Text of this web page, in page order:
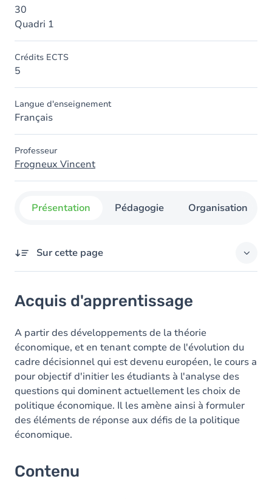
30
Quadri 1
Crédits ECTS
5
Langue d'enseignement
Français
Professeur
Frogneux Vincent
Présentation Pédagogie Organisation
Sur cette page
Contenu
Table des matières
Acquis d'apprentissage
A partir des développements de la théorie
économique, et en tenant compte de l'évolution du
cadre décisionnel qui est devenu européen, le cours a
pour objectif d'initier les étudiants à l'analyse des
questions qui dominent actuellement les choix de
politique économique. Il les amène ainsi à formuler
des éléments de réponse aux défis de la politique
économique.
Contenu